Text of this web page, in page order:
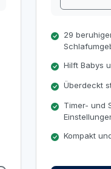
29
Hilft Babys
Überdeckt
Timer- und
Kompakt